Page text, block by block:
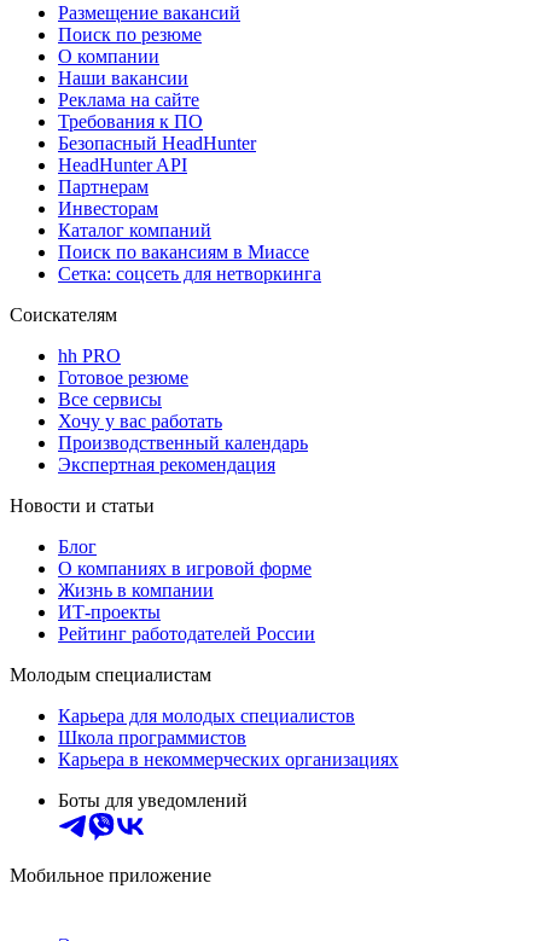
Размещение вакансий
Поиск по резюме
О компании
Наши вакансии
Реклама на сайте
Требования к ПО
Безопасный HeadHunter
HeadHunter API
Партнерам
Инвесторам
Каталог компаний
Поиск по вакансиям в Миассе
Сетка: соцсеть для нетворкинга
Соискателям
hh PRO
Готовое резюме
Все сервисы
Хочу у вас работать
Производственный календарь
Экспертная рекомендация
Новости и статьи
Блог
О компаниях в игровой форме
Жизнь в компании
ИТ-проекты
Рейтинг работодателей России
Молодым специалистам
Карьера для молодых специалистов
Школа программистов
Карьера в некоммерческих организациях
Боты для уведомлений
Мобильное приложение